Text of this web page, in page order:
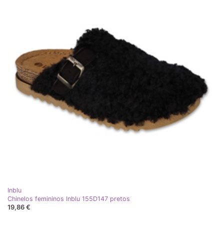
Inblu
Chinelos femininos Inblu 155D147 pretos
19,86 €